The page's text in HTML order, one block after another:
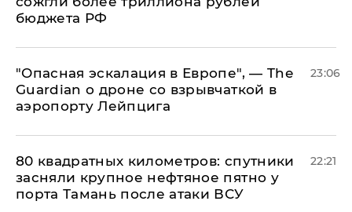
бюджета РФ
"Опасная эскалация в Европе", — The
Guardian о дроне со взрывчаткой в
аэропорту Лейпцига
23:06
80 квадратных километров: спутники
засняли крупное нефтяное пятно у
порта Тамань после атаки ВСУ
22:21